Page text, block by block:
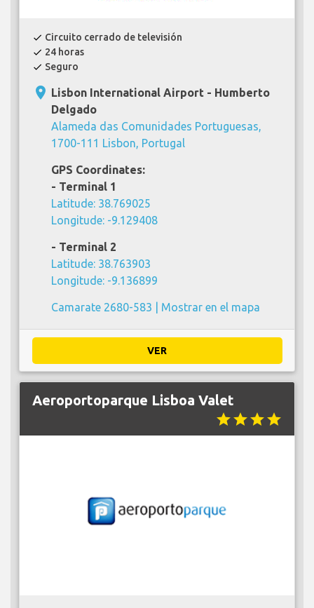
check Circuito cerrado de televisión
check 24 horas
check Seguro
place Lisbon International Airport - Humberto
Delgado
Alameda das Comunidades Portuguesas,
1700-111 Lisbon, Portugal
GPS Coordinates:
- Terminal 1
Latitude: 38.769025
Longitude: -9.129408
- Terminal 2
Latitude: 38.763903
Longitude: -9.136899
Camarate 2680-583 | Mostrar en el mapa
VER
Aeroportoparque Lisboa Valet
starstarstarstar